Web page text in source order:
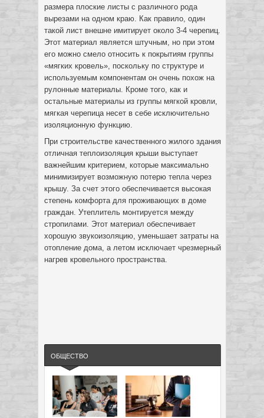
размера плоские листы с различного рода
вырезами на одном краю. Как правило, один
такой лист внешне имитирует около 3-4 черепиц.
Этот материал является штучным, но при этом
его можно смело относить к покрытиям группы
«мягких кровель», поскольку по структуре и
используемым компонентам он очень похож на
рулонные материалы. Кроме того, как и
остальные материалы из группы мягкой кровли,
мягкая черепица несет в себе исключительно
изоляционную функцию.
При строительстве качественного жилого здания
отличная теплоизоляция крыши выступает
важнейшим критерием, которые максимально
минимизирует возможную потерю тепла через
крышу. За счет этого обеспечивается высокая
степень комфорта для проживающих в доме
граждан. Утеплитель монтируется между
стропилами. Этот материал обеспечивает
хорошую звукоизоляцию, уменьшает затраты на
отопление дома, а летом исключает чрезмерный
нагрев кровельного пространства.
ОБЩЕСТВО